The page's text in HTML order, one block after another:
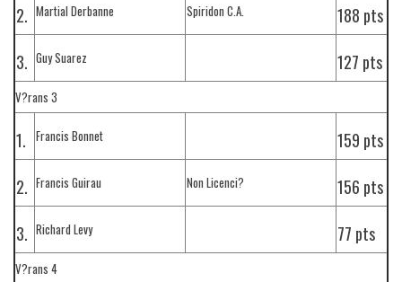
2. Martial Derbanne Spiridon C.A.
188 pts
3. Guy Suarez 127 pts
V?rans 3
1. Francis Bonnet
159 pts
2. Francis Guirau Non Licenci?
156 pts
3. Richard Levy 77 pts
V?rans 4